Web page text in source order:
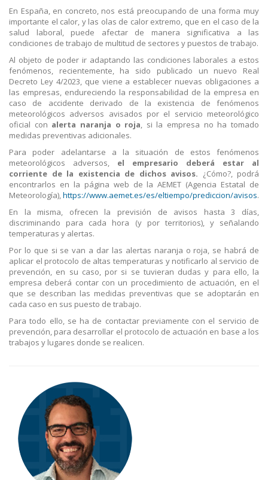
En España, en concreto, nos está preocupando de una forma muy
importante el calor, y las olas de calor extremo, que en el caso de la
salud laboral, puede afectar de manera significativa a las
condiciones de trabajo de multitud de sectores y puestos de trabajo.
Al objeto de poder ir adaptando las condiciones laborales a estos
fenómenos, recientemente, ha sido publicado un nuevo Real
Decreto Ley 4/2023, que viene a establecer nuevas obligaciones a
las empresas, endureciendo la responsabilidad de la empresa en
caso de accidente derivado de la existencia de fenómenos
meteorológicos adversos avisados por el servicio meteorológico
oficial con alerta naranja o roja, si la empresa no ha tomado
medidas preventivas adicionales.
Para poder adelantarse a la situación de estos fenómenos
meteorológicos adversos, el empresario deberá estar al
corriente de la existencia de dichos avisos. ¿Cómo?, podrá
encontrarlos en la página web de la AEMET (Agencia Estatal de
Meteorología),https://www.aemet.es/es/eltiempo/prediccion/avisos.
En la misma, ofrecen la previsión de avisos hasta 3 días,
discriminando para cada hora (y por territorios), y señalando
temperaturas y alertas.
Por lo que si se van a dar las alertas naranja o roja, se habrá de
aplicar el protocolo de altas temperaturas y notificarlo al servicio de
prevención, en su caso, por si se tuvieran dudas y para ello, la
empresa deberá contar con un procedimiento de actuación, en el
que se describan las medidas preventivas que se adoptarán en
cada caso en sus puesto de trabajo.
Para todo ello, se ha de contactar previamente con el servicio de
prevención, para desarrollar el protocolo de actuación en base a los
trabajos y lugares donde se realicen.